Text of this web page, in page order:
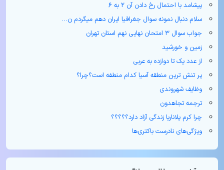
پیشامد با احتمال رخ دادن آن ۲ به ۶
سلام دنبال نمونه سوال جغرافیا ایران دهم میگردم ن...
جواب سوال ۳ امتحان نهایی نهم استان تهران
زمین و خورشید
از عدد یک تا دوازده به عربی
پر تنش ترین منطقه آسیا کدام منطفه است؟چرا؟
وظایف شهروندی
ترجمه تجاهدون
چرا کرم پلاناریا زندگی آزاد دارد؟؟؟؟؟
ویژگی‌های نادرست باکتری‌ها